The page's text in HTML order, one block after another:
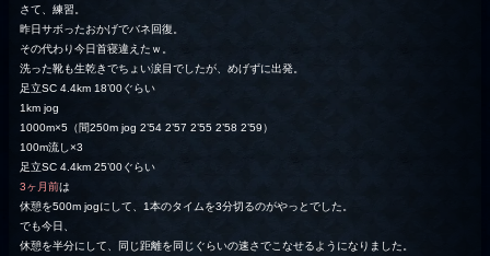
さて、練習。
昨日サボったおかげでバネ回復。
その代わり今日首寝違えたｗ。
洗った靴も生乾きでちょい涙目でしたが、めげずに出発。
足立SC 4.4km 18’00ぐらい
1km jog
1000m×5（間250m jog 2’54 2’57 2’55 2’58 2’59）
100m流し×3
足立SC 4.4km 25’00ぐらい
3ヶ月前は
休憩を500m jogにして、1本のタイムを3分切るのがやっとでした。
でも今日、
休憩を半分にして、同じ距離を同じぐらいの速さでこなせるようになりました。